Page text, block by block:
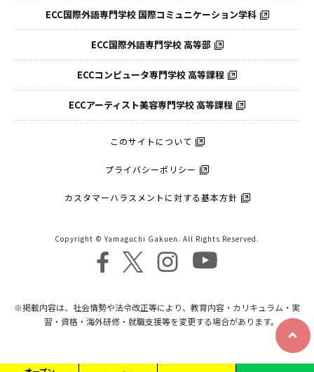
ECC国際外語専門学校 国際コミュニケーション学科
ECC国際外語専門学校 高等部
ECCコンピュータ専門学校 高等課程
ECCアーティスト美容専門学校 高等課程
このサイトについて
プライバシーポリシー
カスタマーハラスメントに対する基本方針
Copyright © Yamaguchi Gakuen. All Rights Reserved.
※掲載内容は、社会情勢や法令改正等により、教育内容・カリキュラム・実
習・資格・海外研修・就職支援等を変更する場合があります。